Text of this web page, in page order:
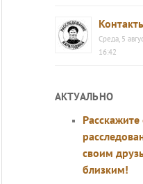
Среда, 5
16:42
АКТУАЛЬНО
Расскажите
своим
близким!